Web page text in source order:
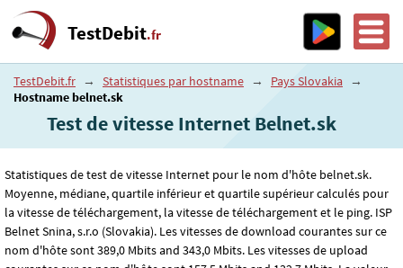
TestDebit.fr
TestDebit.fr → Statistiques par hostname → Pays Slovakia →
Hostname belnet.sk
Test de vitesse Internet Belnet.sk
Statistiques de test de vitesse Internet pour le nom d'hôte belnet.sk.
Moyenne, médiane, quartile inférieur et quartile supérieur calculés pour
la vitesse de téléchargement, la vitesse de téléchargement et le ping. ISP
Belnet Snina, s.r.o (Slovakia). Les vitesses de download courantes sur ce
nom d'hôte sont 389,0 Mbits and 343,0 Mbits. Les vitesses de upload